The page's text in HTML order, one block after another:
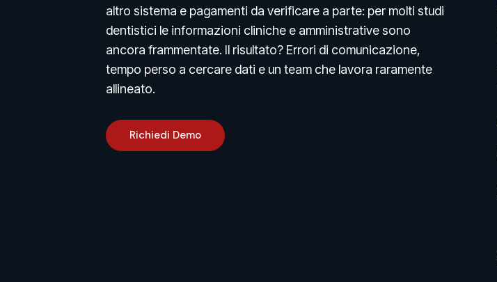
altro sistema e pagamenti da verificare a parte: per molti studi
dentistici le informazioni cliniche e amministrative sono
ancora frammentate. Il risultato? Errori di comunicazione,
tempo perso a cercare dati e un team che lavora raramente
allineato.
Richiedi Demo